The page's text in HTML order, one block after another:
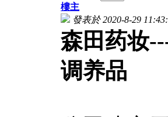
樓主
發表於 2020-8-29
森田药妆
调养品